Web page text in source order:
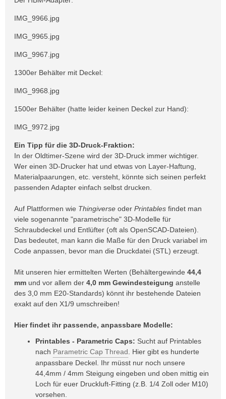
IMG_9966.jpg
IMG_9965.jpg
IMG_9967.jpg
1300er Behälter mit Deckel:
IMG_9968.jpg
1500er Behälter (hatte leider keinen Deckel zur Hand):
IMG_9972.jpg
Ein Tipp für die 3D-Druck-Fraktion:
In der Oldtimer-Szene wird der 3D-Druck immer wichtiger.
Wer einen 3D-Drucker hat und etwas von Layer-Haftung,
Materialpaarungen, etc. versteht, könnte sich seinen perfekt
passenden Adapter einfach selbst drucken.
Auf Plattformen wie Thingiverse oder Printables findet man
viele sogenannte "parametrische" 3D-Modelle für
Schraubdeckel und Entlüfter (oft als OpenSCAD-Dateien).
Das bedeutet, man kann die Maße für den Druck variabel im
Code anpassen, bevor man die Druckdatei (STL) erzeugt.
Mit unseren hier ermittelten Werten (Behältergewinde 44,4
mm und vor allem der 4,0 mm Gewindesteigung anstelle
des 3,0 mm E20-Standards) könnt ihr bestehende Dateien
exakt auf den X1/9 umschreiben!
Hier findet ihr passende, anpassbare Modelle:
Printables - Parametric Caps: Sucht auf Printables
nach Parametric Cap Thread . Hier gibt es hunderte
anpassbare Deckel. Ihr müsst nur noch unsere
44,4mm / 4mm Steigung eingeben und oben mittig ein
Loch für euer Druckluft-Fitting (z.B. 1/4 Zoll oder M10)
vorsehen.